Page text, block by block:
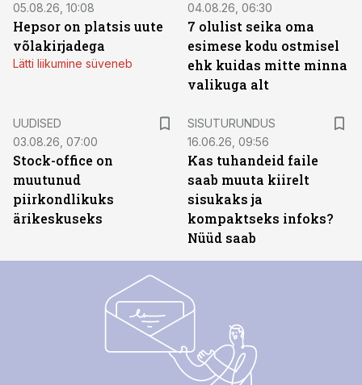
05.08.26, 10:08
Hepsor on platsis uute
võlakirjadega
Lätti liikumine süveneb
04.08.26, 06:30
7 olulist seika oma
esimese kodu ostmisel
ehk kuidas mitte minna
valikuga alt
UUDISED
03.08.26, 07:00
Stock-office on
muutunud
piirkondlikuks
ärikeskuseks
SISUTURUNDUS
16.06.26, 09:56
Kas tuhandeid faile
saab muuta kiirelt
sisukaks ja
kompaktseks infoks?
Nüüd saab